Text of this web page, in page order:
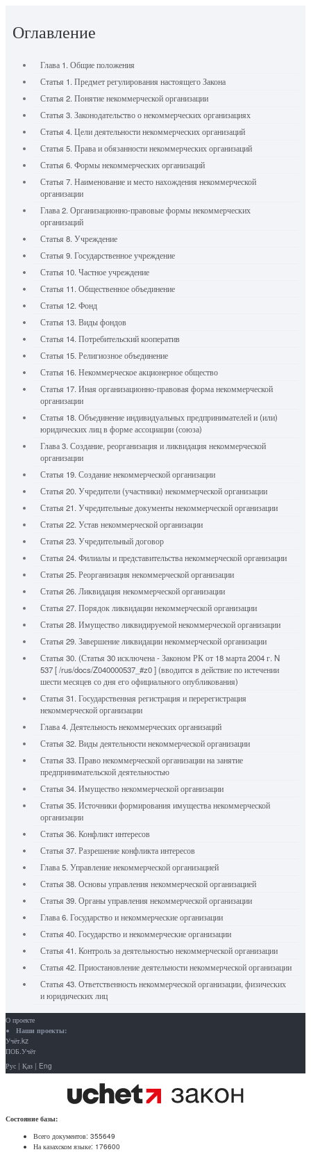
Оглавление
Глава 1. Общие положения
Статья 1. Предмет регулирования настоящего Закона
Статья 2. Понятие некоммерческой организации
Статья 3. Законодательство о некоммерческих организациях
Статья 4. Цели деятельности некоммерческих организаций
Статья 5. Права и обязанности некоммерческих организаций
Статья 6. Формы некоммерческих организаций
Статья 7. Наименование и место нахождения некоммерческой
организации
Глава 2. Организационно-правовые формы некоммерческих
организаций
Статья 8. Учреждение
Статья 9. Государственное учреждение
Статья 10. Частное учреждение
Статья 11. Общественное объединение
Статья 12. Фонд
Статья 13. Виды фондов
Статья 14. Потребительский кооператив
Статья 15. Религиозное объединение
Статья 16. Некоммерческое акционерное общество
Статья 17. Иная организационно-правовая форма некоммерческой
организации
Статья 18. Объединение индивидуальных предпринимателей и (или)
юридических лиц в форме ассоциации (союза)
Глава 3. Создание, реорганизация и ликвидация некоммерческой
организации
Статья 19. Создание некоммерческой организации
Статья 20. Учредители (участники) некоммерческой организации
Статья 21. Учредительные документы некоммерческой организации
Статья 22. Устав некоммерческой организации
Статья 23. Учредительный договор
Статья 24. Филиалы и представительства некоммерческой организации
Статья 25. Реорганизация некоммерческой организации
Статья 26. Ликвидация некоммерческой организации
Статья 27. Порядок ликвидации некоммерческой организации
Статья 28. Имущество ликвидируемой некоммерческой организации
Статья 29. Завершение ликвидации некоммерческой организации
Статья 30. (Статья 30 исключена - Законом РК от 18 марта 2004 г. N
537 [ /rus/docs/Z040000537_#z0 ] (вводится в действие по истечении
шести месяцев со дня его официального опубликования)
Статья 31. Государственная регистрация и перерегистрация
некоммерческой организации
Глава 4. Деятельность некоммерческих организаций
Статья 32. Виды деятельности некоммерческой организации
Статья 33. Право некоммерческой организации на занятие
предпринимательской деятельностью
Статья 34. Имущество некоммерческой организации
Статья 35. Источники формирования имущества некоммерческой
организации
Статья 36. Конфликт интересов
Статья 37. Разрешение конфликта интересов
Глава 5. Управление некоммерческой организацией
Статья 38. Основы управления некоммерческой организацией
Статья 39. Органы управления некоммерческой организации
Глава 6. Государство и некоммерческие организации
Статья 40. Государство и некоммерческие организации
Статья 41. Контроль за деятельностью некоммерческой организации
Статья 42. Приостановление деятельности некоммерческой организации
Статья 43. Ответственность некоммерческой организации, физических
и юридических лиц
О проекте
Наши проекты:
Учёт.kz
ПОБ.Учёт
Рус | Қаз | Eng
Состояние базы:
Всего документов: 355649
На казахском языке: 176600